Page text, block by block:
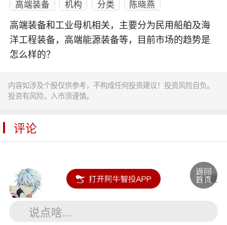
高端装备 机构 分类 陈晓燕
高端装备和工业母机相关，主要分为民用船舶及海
洋工程装备，高端能源装备等，目前市场的趋势是
怎么样的？
内容如涉及个股仅供参考，不构成任何投资建议！投资风险自负。
投资有风险，入市须谨慎。
评论
一辉无敌 回复
半导体
说点啥...